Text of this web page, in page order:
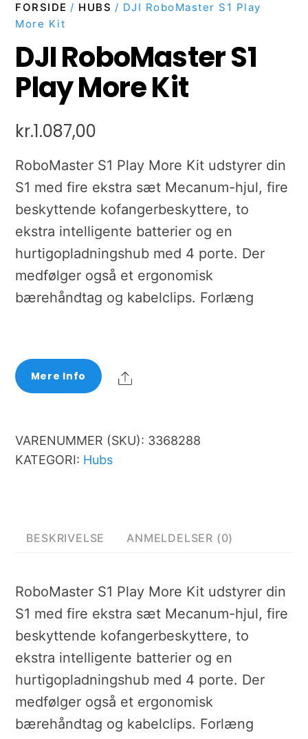
FORSIDE / HUBS / DJI RoboMaster S1 Play
More Kit
DJI RoboMaster S1
Play More Kit
kr.1.087,00
RoboMaster S1 Play More Kit udstyrer din
S1 med fire ekstra sæt Mecanum-hjul, fire
beskyttende kofangerbeskyttere, to
ekstra intelligente batterier og en
hurtigopladningshub med 4 porte. Der
medfølger også et ergonomisk
bærehåndtag og kabelclips. Forlæng
Mere Info Share
VARENUMMER (SKU): 3368288
KATEGORI: Hubs
BESKRIVELSE ANMELDELSER (0)
RoboMaster S1 Play More Kit udstyrer din
S1 med fire ekstra sæt Mecanum-hjul, fire
beskyttende kofangerbeskyttere, to
ekstra intelligente batterier og en
hurtigopladningshub med 4 porte. Der
medfølger også et ergonomisk
bærehåndtag og kabelclips. Forlæng